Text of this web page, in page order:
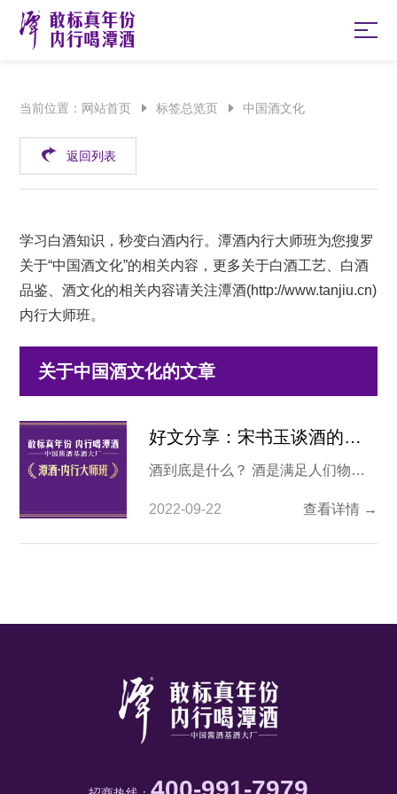
当前位置： 网站首页 标签总览页 中国酒文化
返回列表
学习白酒知识，秒变白酒内行。潭酒内行大师班为您搜罗
关于“中国酒文化”的相关内容，更多关于白酒工艺、白酒
品鉴、酒文化的相关内容请关注潭酒(http://www.tanjiu.cn)
内行大师班。
关于中国酒文化的文章
好文分享：宋书玉谈酒的价值
酒到底是什么？ 酒是满足人们物
是社会关系的总和，人不可能脱离社
会而存活，酒是通往社会的一张特殊
2022-09-22 查看详情 →